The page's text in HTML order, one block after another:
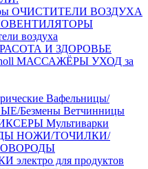
ОЧИСТИТЕЛИ ВОЗДУХА
воздуха
И ЗДОРОВЬЕ
МАССАЖЁРЫ УХОД за
Вафельницы/
Безмены Ветчинницы
Мультиварки
НОЖИ/ТОЧИЛКИ/
для продуктов